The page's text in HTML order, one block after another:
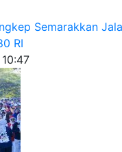
Semarakkan
RI